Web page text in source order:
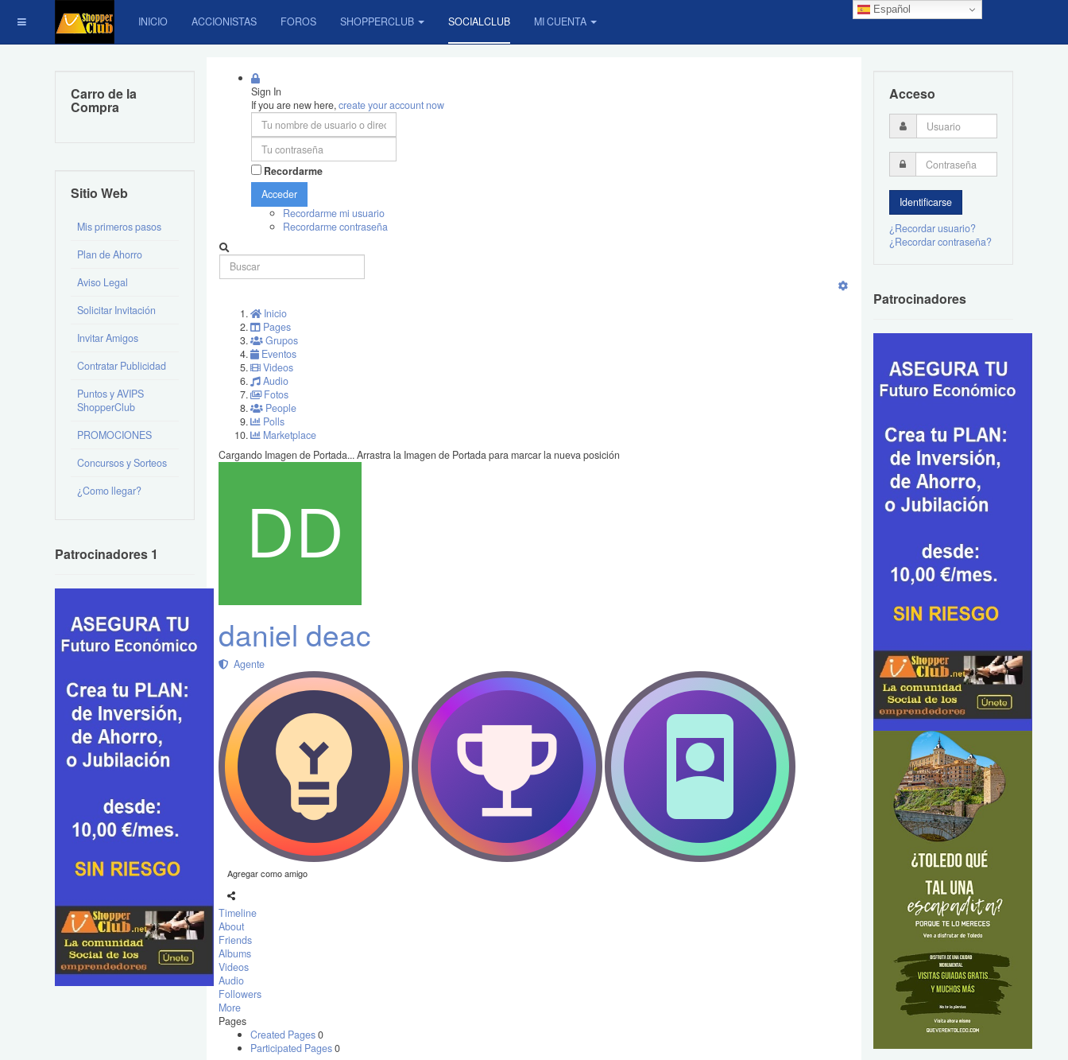
Español
INICIO ACCIONISTAS FOROS SHOPPERCLUB SOCIALCLUB MI CUENTA
Sign In
If you are new here,create your account now
Recordarme
Acceder
Recordarme mi usuario
Recordarme contraseña
Inicio
Pages
Grupos
Eventos
Videos
Audio
Fotos
People
Polls
Marketplace
Cargando Imagen de Portada...Arrastra la Imagen de Portada para marcar la nueva posición
daniel deac
Agente
Agregar como amigo
Timeline
About
Friends
Albums
Videos
Audio
Followers
More
Pages
Created Pages0
Participated Pages0
Carro de la
Compra
Sitio Web
Mis primeros pasos
Plan de Ahorro
Aviso Legal
Solicitar Invitación
Invitar Amigos
Contratar Publicidad
Puntos y AVIPS
ShopperClub
PROMOCIONES
Concursos y Sorteos
¿Como llegar?
Patrocinadores 1
Acceso
¿Recordar usuario?
¿Recordar contraseña?
Patrocinadores